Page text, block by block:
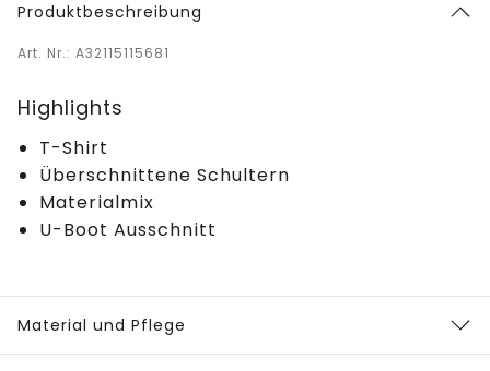
Produktbeschreibung
Art. Nr.: A32115115681
Highlights
T-Shirt
Überschnittene Schultern
Materialmix
U-Boot Ausschnitt
Material und Pflege